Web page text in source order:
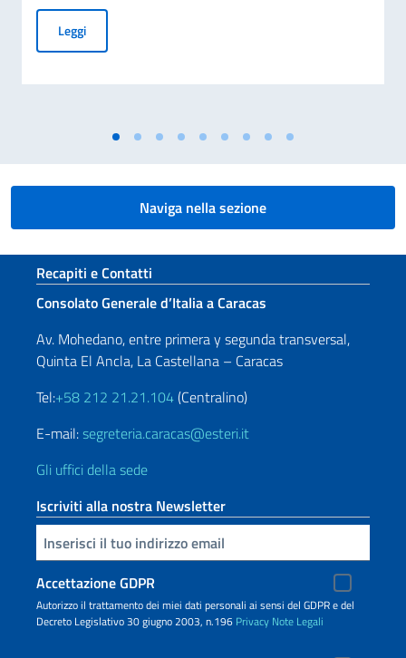
LeggiGiornata nazionale del sacrificio del lavoro italiano nel
Naviga nella sezione
Sezione footer
Recapiti e Contatti
Consolato Generale d’Italia a Caracas
Av. Mohedano, entre primera y segunda transversal,
Quinta El Ancla, La Castellana – Caracas
Tel:+58 212 21.21.104(Centralino)
E-mail:segreteria.caracas@esteri.it
Gli uffici della sede
Iscriviti alla nostra Newsletter
Inserisci la tua email
Accettazione GDPR
Autorizzo il trattamento dei miei dati personali ai sensi del GDPR e del
Decreto Legislativo 30 giugno 2003, n.196 Privacy Note Legali